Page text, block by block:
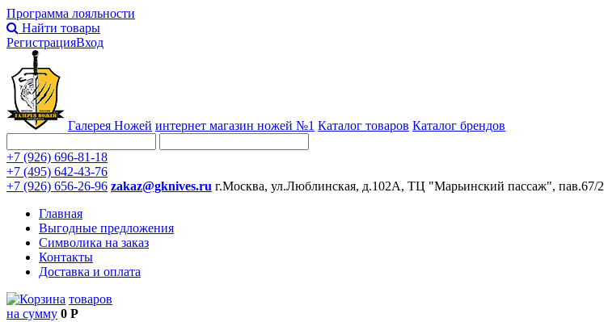
Программа лояльности
Найти товары
РегистрацияВход
Галерея Ножей интернет магазин ножей №1 Каталог товаров Каталог брендов
+7 (926) 696-81-18
+7 (495) 642-43-76
+7 (926) 656-26-96 zakaz@gknives.ru г.Москва, ул.Люблинская, д.102А, ТЦ "Марьинский пассаж", пав.67/2
Главная
Выгодные предложения
Символика на заказ
Контакты
Доставка и оплата
товаров
на сумму 0 Р